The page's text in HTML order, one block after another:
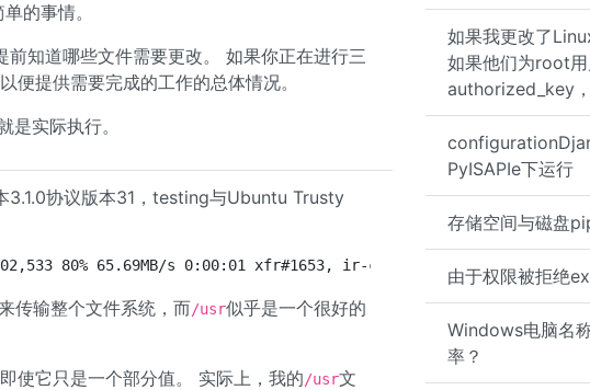
如果我更改了
如果他们为root
authorized_key
PyISAPIe下运行
存储空间与磁盘
由于权限被拒绝
Windows电脑名
率？
的事情。
知道哪些文件需要更改。 如果你正在进行三
提供需要完成的工作的总体情况。
实际执行。
3.1.0协议版本31，testing与Ubuntu Trusty
80% 65.69MB/s 0:00:01 xfr#1653, ir-chk=1593/3594)
传输整个文件系统，而/usr似乎是一个很好的
使它只是一个部分值。 实际上，我的/usr文